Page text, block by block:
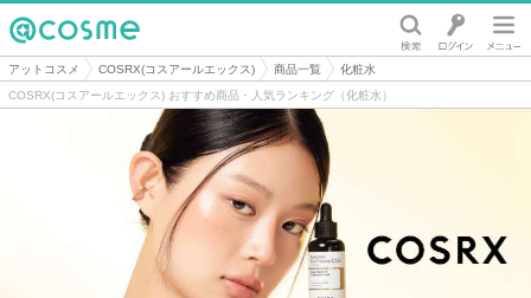
@cosme
アットコスメ COSRX(コスアールエックス) 商品一覧
化粧水
COSRX(コスアールエックス) おすすめ商品・人気ランキング（化粧水）